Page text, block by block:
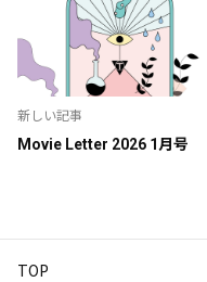
新しい記事
Movie Letter 2026 1月号
TOP